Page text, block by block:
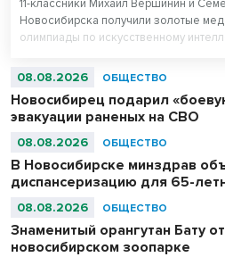
11-классники Михаил Вершинин и
Новосибирска получили золотые
олимпиады по искусственному
абсолютными чемпионами
08.08.2026 ОБЩЕСТВО
Новосибирец подарил
эвакуации раненых на СВО
08.08.2026 ОБЩЕСТВО
В Новосибирске минздрав
диспансеризацию для 65-
08.08.2026 ОБЩЕСТВО
Знаменитый орангутан Бату
новосибирском зоопарке